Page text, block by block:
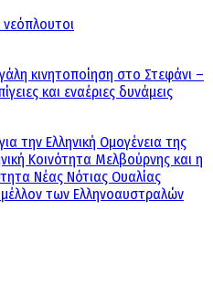
νεόπλουτοι
κινητοποίηση στο Στεφάνι –
και εναέριες δυνάμεις
την Ελληνική Ομογένεια της
Κοινότητα Μελβούρνης και η
Νέας Νότιας Ουαλίας
των Ελληνοαυστραλών